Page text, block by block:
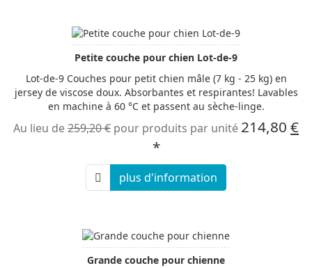
Petite couche pour chien Lot-de-9
Lot-de-9 Couches pour petit chien mâle (7 kg - 25 kg) en
jersey de viscose doux. Absorbantes et respirantes! Lavables
en machine à 60 °C et passent au sèche-linge.
Au lieu de259,20 € pour produits par unité 214,80 €
*
plus d'information
Grande couche pour chienne